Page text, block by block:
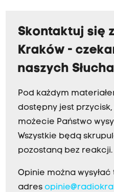
Skontaktuj się
Kraków -
naszych
Pod każdym
dostępny jest
możecie Państwo
Wszystkie będą
pozostaną bez reakcji.
Opinie można
adres